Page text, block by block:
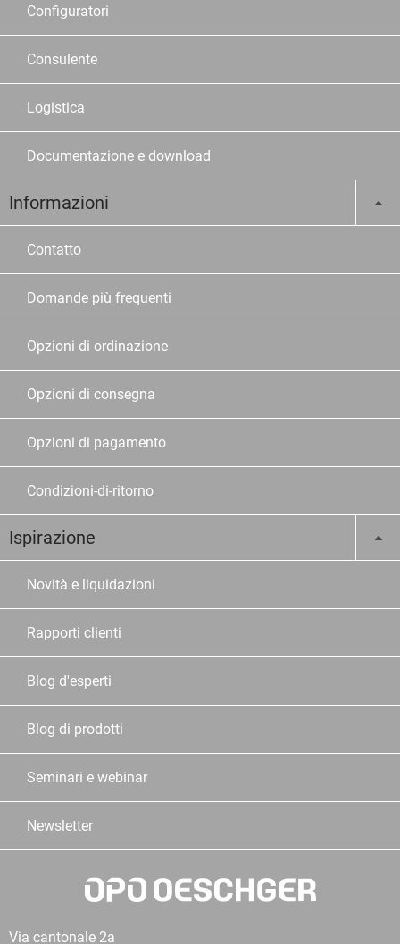
Configuratori
Consulente
Logistica
Documentazione e download
Informazioni
Contatto
Domande più frequenti
Opzioni di ordinazione
Opzioni di consegna
Opzioni di pagamento
Condizioni-di-ritorno
Ispirazione
Novità e liquidazioni
Rapporti clienti
Blog d'esperti
Blog di prodotti
Seminari e webinar
Newsletter
Via cantonale 2a